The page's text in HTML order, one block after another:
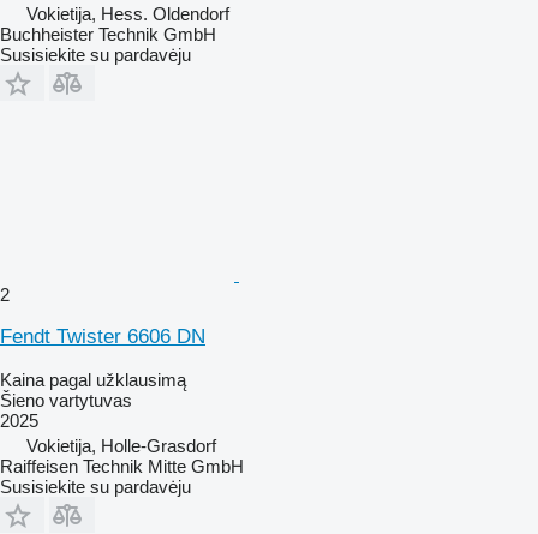
Vokietija, Hess. Oldendorf
Buchheister Technik GmbH
Susisiekite su pardavėju
2
Fendt Twister 6606 DN
Kaina pagal užklausimą
Šieno vartytuvas
2025
Vokietija, Holle-Grasdorf
Raiffeisen Technik Mitte GmbH
Susisiekite su pardavėju